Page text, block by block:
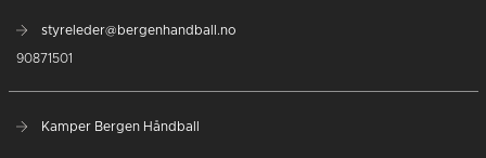
styreleder@bergenhandball.no
90871501
Kamper Bergen Håndball